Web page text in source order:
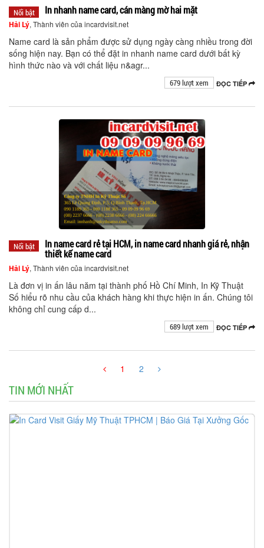
Nổi bật In nhanh name card, cán màng mờ hai mặt
Hải Lý, Thành viên của incardvisit.net
Name card là sản phẩm được sử dụng ngày càng nhiều trong đời
sống hiện nay. Bạn có thể đặt in nhanh name card dưới bất kỳ
hình thức nào và với chất liệu n&agr...
ĐỌC TIẾP
679 lượt xem
Nổi bật
In name card rẻ tại HCM, in name card nhanh giá rẻ, nhận
thiết kế name card
Hải Lý, Thành viên của incardvisit.net
Là đơn vị in ấn lâu năm tại thành phố Hồ Chí Minh, In Kỹ Thuật
Số hiểu rõ nhu cầu của khách hàng khi thực hiện in ấn. Chúng tôi
không chỉ cung cấp d...
ĐỌC TIẾP
689 lượt xem
1 2
TIN MỚI NHẤT